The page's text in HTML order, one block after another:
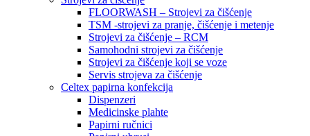
FLOORWASH – Strojevi za čišćenje
TSM -strojevi za pranje, čišćenje i metenje
Strojevi za čišćenje – RCM
Samohodni strojevi za čišćenje
Strojevi za čišćenje koji se voze
Servis strojeva za čišćenje
Celtex papirna konfekcija
Dispenzeri
Medicinske plahte
Papirni ručnici